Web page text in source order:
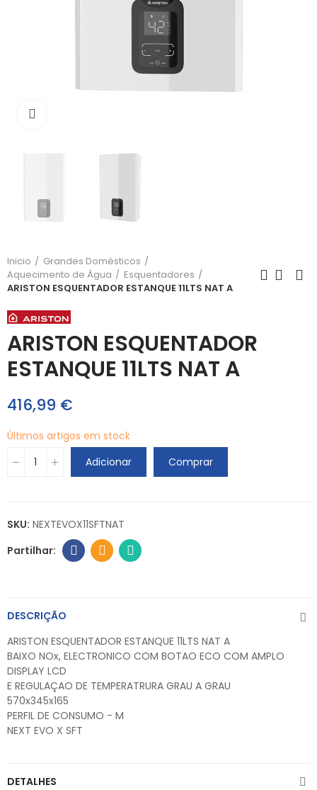
Inicio
Grandes Domésticos
Aquecimento de Água
Esquentadores
ARISTON ESQUENTADOR ESTANQUE 11LTS NAT A
ARISTON ESQUENTADOR
ESTANQUE 11LTS NAT A
416,99 €
Últimos artigos em stock
Adicionar
Comprar
SKU: NEXTEVOX11SFTNAT
DESCRIÇÃO
ARISTON ESQUENTADOR ESTANQUE 11LTS NAT A
BAIXO NOx, ELECTRONICO COM BOTAO ECO COM AMPLO
DISPLAY LCD
E REGULAÇAO DE TEMPERATRURA GRAU A GRAU
570x345x165
PERFIL DE CONSUMO - M
NEXT EVO X SFT
DETALHES